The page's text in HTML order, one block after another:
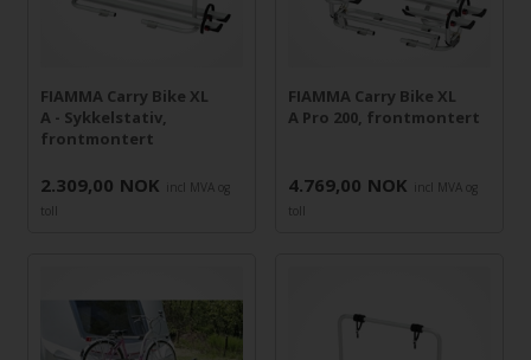
FIAMMA Carry Bike XL
A - Sykkelstativ,
frontmontert
2.309,00 NOK
incl MVA og
toll
FIAMMA Carry Bike XL
A Pro 200, frontmontert
4.769,00 NOK
incl MVA og
toll